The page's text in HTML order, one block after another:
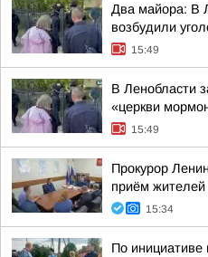
Два майора: В
возбудили
15:49
В Ленобласти
«церкви
15:49
Прокурор
приём жителей
15:34
По инициативе